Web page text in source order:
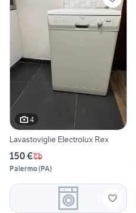
4
Lavastoviglie Electrolux Rex
150 €
Palermo(PA)